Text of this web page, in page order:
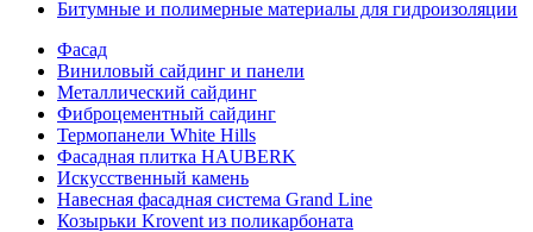
Битумные и полимерные материалы для гидроизоляции
Фасад
Виниловый сайдинг и панели
Металлический сайдинг
Фиброцементный сайдинг
Термопанели White Hills
Фасадная плитка HAUBERK
Искусственный камень
Навесная фасадная система Grand Line
Козырьки Krovent из поликарбоната